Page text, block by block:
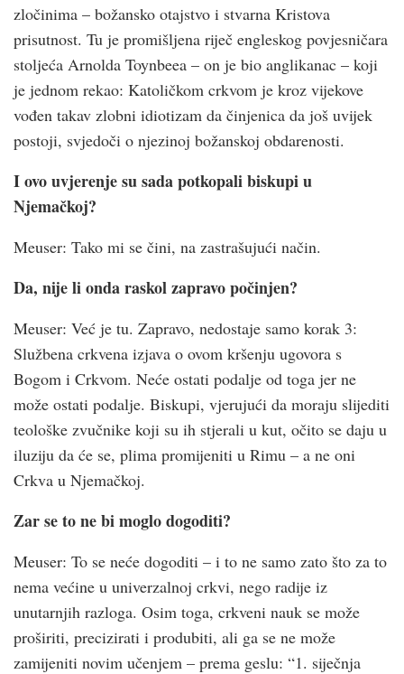
zločinima – božansko otajstvo i stvarna Kristova
prisutnost. Tu je promišljena riječ engleskog povjesničara
stoljeća Arnolda Toynbeea – on je bio anglikanac – koji
je jednom rekao: Katoličkom crkvom je kroz vijekove
vođen takav zlobni idiotizam da činjenica da još uvijek
postoji, svjedoči o njezinoj božanskoj obdarenosti.
I ovo uvjerenje su sada potkopali biskupi u
Njemačkoj?
Meuser: Tako mi se čini, na zastrašujući način.
Da, nije li onda raskol zapravo počinjen?
Meuser: Već je tu. Zapravo, nedostaje samo korak 3:
Službena crkvena izjava o ovom kršenju ugovora s
Bogom i Crkvom. Neće ostati podalje od toga jer ne
može ostati podalje. Biskupi, vjerujući da moraju slijediti
teološke zvučnike koji su ih stjerali u kut, očito se daju u
iluziju da će se, plima promijeniti u Rimu – a ne oni
Crkva u Njemačkoj.
Zar se to ne bi moglo dogoditi?
Meuser: To se neće dogoditi – i to ne samo zato što za to
nema većine u univerzalnoj crkvi, nego radije iz
unutarnjih razloga. Osim toga, crkveni nauk se može
proširiti, precizirati i produbiti, ali ga se ne može
zamijeniti novim učenjem – prema geslu: “1. siječnja